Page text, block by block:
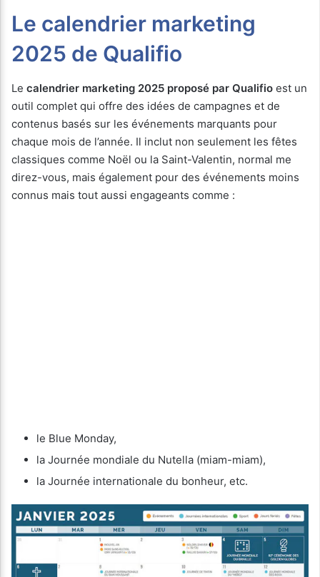
Le calendrier marketing
2025 de Qualifio
Le calendrier marketing 2025 proposé par Qualifio est un
outil complet qui offre des idées de campagnes et de
contenus basés sur les événements marquants pour
chaque mois de l’année. Il inclut non seulement les fêtes
classiques comme Noël ou la Saint-Valentin, normal me
direz-vous, mais également pour des événements moins
connus mais tout aussi engageants comme :
le Blue Monday,
la Journée mondiale du Nutella (miam-miam),
la Journée internationale du bonheur, etc.